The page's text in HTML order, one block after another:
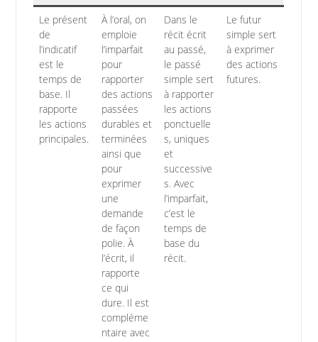
Le présent
de
l’indicatif
est le
temps de
base. Il
rapporte
les actions
principales.
À l’oral, on
emploie
l’imparfait
pour
rapporter
des actions
passées
durables et
terminées
ainsi que
pour
exprimer
une
demande
de façon
polie. À
l’écrit, il
rapporte
ce qui
dure. Il est
compléme
ntaire avec
Dans le
récit écrit
au passé,
le passé
simple sert
à rapporter
les actions
ponctuelle
s, uniques
et
successive
s. Avec
l’imparfait,
c’est le
temps de
base du
récit.
Le futur
simple sert
à exprimer
des actions
futures.